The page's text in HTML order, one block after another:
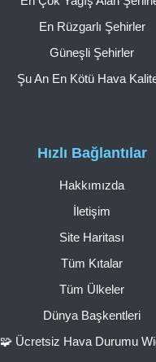
Hızlı Bağlantılar
Hakkımızda
İletişim
Site Haritası
Tüm Kıtalar
Tüm Ülkeler
Dünya Başkentleri
🧩 Ücretsiz Hava Durumu
En Rüzgarlı Şehirler
Güneşli Şehirler
Şu An En Kötü Hava